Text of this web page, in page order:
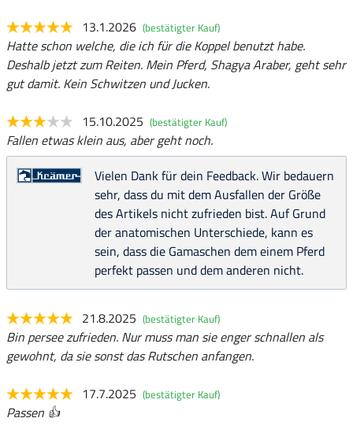
13.1.2026 (bestätigter Kauf)
Hatte schon welche, die ich für die Koppel benutzt habe.
Deshalb jetzt zum Reiten. Mein Pferd, Shagya Araber, geht sehr
gut damit. Kein Schwitzen und Jucken.
15.10.2025 (bestätigter Kauf)
Fallen etwas klein aus, aber geht noch.
Vielen Dank für dein Feedback. Wir bedauern
sehr, dass du mit dem Ausfallen der Größe
des Artikels nicht zufrieden bist. Auf Grund
der anatomischen Unterschiede, kann es
sein, dass die Gamaschen dem einem Pferd
perfekt passen und dem anderen nicht.
21.8.2025 (bestätigter Kauf)
Bin persee zufrieden. Nur muss man sie enger schnallen als
gewohnt, da sie sonst das Rutschen anfangen.
17.7.2025 (bestätigter Kauf)
Passen 👍